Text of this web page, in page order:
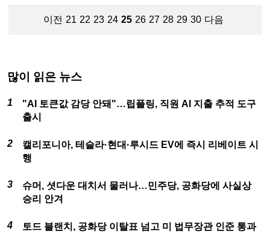
이전 21 22 23 24 25 26 27 28 29 30 다음
많이 읽은 뉴스
"AI 토큰값 감당 안돼"…립플링, 직원 AI 지출 추적 도구
출시
캘리포니아, 테슬라·현대·루시드 EV에 즉시 리베이트 시
행
슈머, 셧다운 대치서 물러나…민주당, 공화당에 사실상
승리 안겨
토드 블랜치, 공화당 이탈표 넘고 미 법무장관 인준 통과